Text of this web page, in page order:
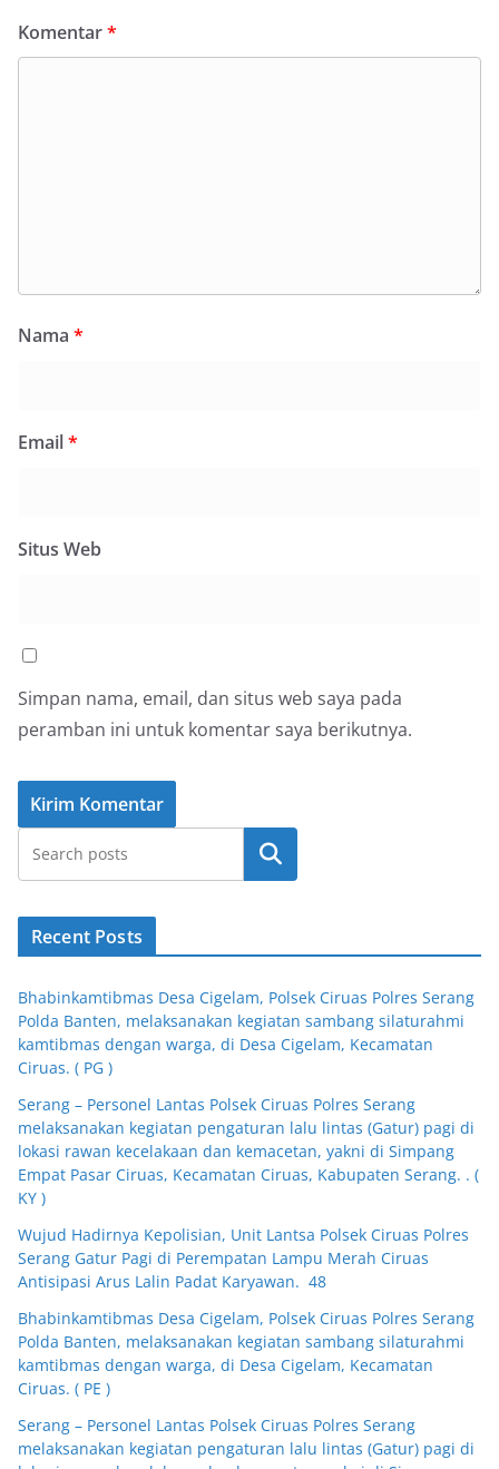
Komentar*
Nama *
Email*
Situs Web
Simpan nama, email, dan situs web saya pada
peramban ini untuk komentar saya berikutnya.
Cari
Recent Posts
Bhabinkamtibmas Desa Cigelam, Polsek Ciruas Polres Serang
Polda Banten, melaksanakan kegiatan sambang silaturahmi
kamtibmas dengan warga, di Desa Cigelam, Kecamatan
Ciruas. ( PG )
Serang – Personel Lantas Polsek Ciruas Polres Serang
melaksanakan kegiatan pengaturan lalu lintas (Gatur) pagi di
lokasi rawan kecelakaan dan kemacetan, yakni di Simpang
Empat Pasar Ciruas, Kecamatan Ciruas, Kabupaten Serang. . (
KY )
Wujud Hadirnya Kepolisian, Unit Lantsa Polsek Ciruas Polres
Serang Gatur Pagi di Perempatan Lampu Merah Ciruas
Antisipasi Arus Lalin Padat Karyawan. 48
Bhabinkamtibmas Desa Cigelam, Polsek Ciruas Polres Serang
Polda Banten, melaksanakan kegiatan sambang silaturahmi
kamtibmas dengan warga, di Desa Cigelam, Kecamatan
Ciruas. ( PE )
Serang – Personel Lantas Polsek Ciruas Polres Serang
melaksanakan kegiatan pengaturan lalu lintas (Gatur) pagi di